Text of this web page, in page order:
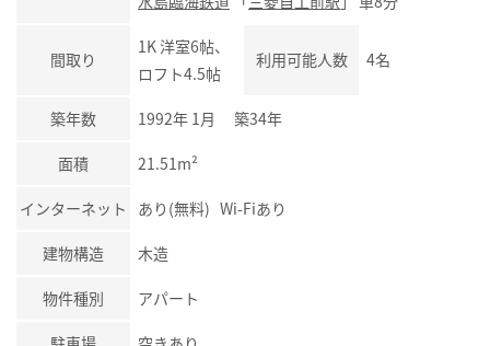
間取り
1K 洋室6帖、
ロフト4.5帖
利用可能人数 4名
築年数 1992年 1月 築34年
面積 21.51m²
インターネット あり(無料) Wi-Fiあり
建物構造 木造
物件種別 アパート